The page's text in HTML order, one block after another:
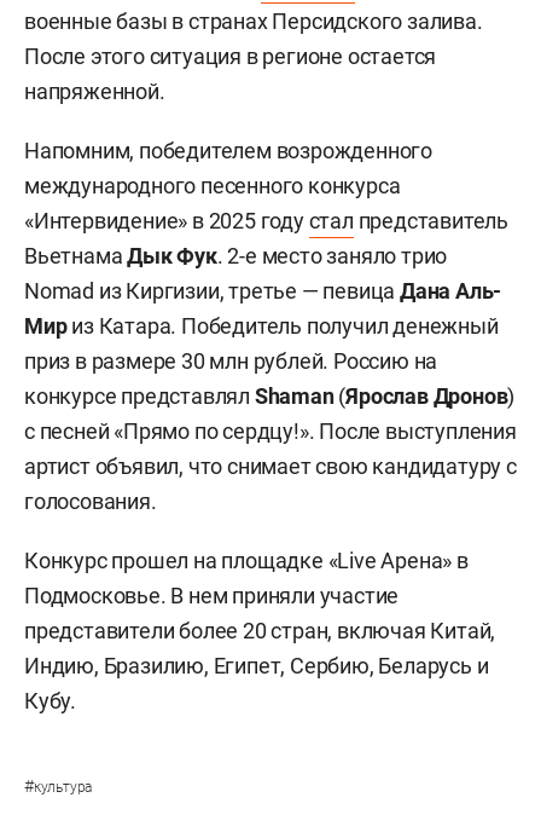
военные базы в странах Персидского залива.
После этого ситуация в регионе остается
напряженной.
Напомним, победителем возрожденного
международного песенного конкурса
«Интервидение» в 2025 годустал представитель
ВьетнамаДык Фук. 2-е место заняло трио
Nomad из Киргизии, третье — певица Дана Аль-
Мириз Катара. Победитель получил денежный
приз в размере 30 млн рублей. Россию на
конкурсе представлял Shaman(Ярослав Дронов)
с песней «Прямо по сердцу!». После выступления
артист объявил, что снимает свою кандидатуру с
голосования.
Конкурс прошел на площадке «Live Арена» в
Подмосковье. В нем приняли участие
представители более 20 стран, включая Китай,
Индию, Бразилию, Египет, Сербию, Беларусь и
Кубу.
#культура